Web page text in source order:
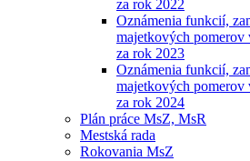
za rok 2022
Oznámenia funkcií,
majetkových
za rok 2023
Oznámenia funkcií,
majetkových
za rok 2024
Plán práce MsZ, MsR
Mestská rada
Rokovania MsZ